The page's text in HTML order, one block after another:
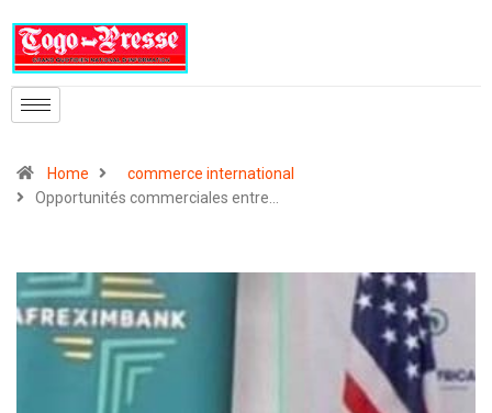
Home
commerce international
Opportunités commerciales entre…